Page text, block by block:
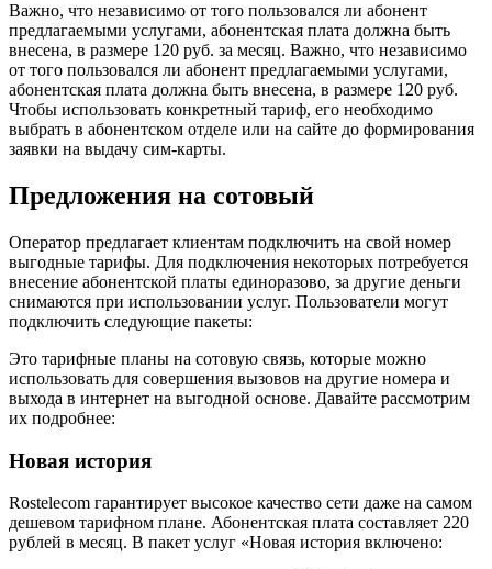
Важно, что независимо от того пользовался ли абонент
предлагаемыми услугами, абонентская плата должна быть
внесена, в размере 120 руб. за месяц. Важно, что независимо
от того пользовался ли абонент предлагаемыми услугами,
абонентская плата должна быть внесена, в размере 120 руб.
Чтобы использовать конкретный тариф, его необходимо
выбрать в абонентском отделе или на сайте до формирования
заявки на выдачу сим-карты.
Предложения на сотовый
Оператор предлагает клиентам подключить на свой номер
выгодные тарифы. Для подключения некоторых потребуется
внесение абонентской платы единоразово, за другие деньги
снимаются при использовании услуг. Пользователи могут
подключить следующие пакеты:
Это тарифные планы на сотовую связь, которые можно
использовать для совершения вызовов на другие номера и
выхода в интернет на выгодной основе. Давайте рассмотрим
их подробнее:
Новая история
Rostelecom гарантирует высокое качество сети даже на самом
дешевом тарифном плане. Абонентская плата составляет 220
рублей в месяц. В пакет услуг «Новая история включено: